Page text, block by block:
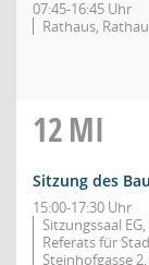
07:45-16:45 Uhr
Rathaus,
12MI
Sitzung des
15:00-17:30 Uhr
Sitzungssaal
Referats für
Steinhofgasse